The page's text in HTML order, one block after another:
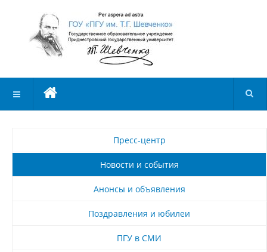
Пресс-центр
Новости и события
Анонсы и объявления
Поздравления и юбилеи
ПГУ в СМИ